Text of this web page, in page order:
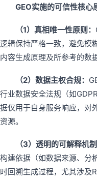
GEO实施的可信性核心
（1）真相唯一性原则：
逻辑保持严格一致，避免模
内容生成原理及所参考的数
（2）数据主权合规：
行业数据安全法规（如
据仅用于自身服务响应，对
资源。
（3）透明的可解释机制
构建依据（如数据来源、分
时回溯生成过程，尤其涉及